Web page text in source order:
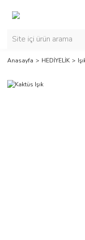
Anasayfa HEDİYELİK